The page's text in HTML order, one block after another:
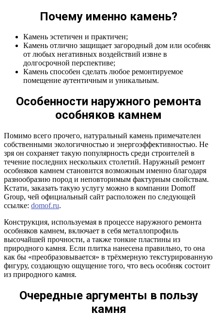
Почему именно камень?
Камень эстетичен и практичен;
Камень отлично защищает загородный дом или особняк
от любых негативных воздействий извне в
долгосрочной перспективе;
Камень способен сделать любое ремонтируемое
помещение аутентичным и уникальным.
Особенности наружного ремонта
особняков камнем
Помимо всего прочего, натуральный камень примечателен
собственными экологичностью и энергоэффективностью. Не
зря он сохраняет такую популярность среди строителей в
течение последних нескольких столетий. Наружный ремонт
особняков камнем становится возможным именно благодаря
разнообразию пород и неповторимым фактурным свойствам.
Кстати, заказать такую услугу можно в компании Domoff
Group, чей официальный сайт расположен по следующей
ссылке: domof.ru.
Конструкция, используемая в процессе наружного ремонта
особняков камнем, включает в себя металлопрофиль
высочайшей прочности, а также тонкие пластины из
природного камня. Если плитка нанесена правильно, то она
как бы «преобразовывается» в трёхмерную текстурированную
фигуру, создающую ощущение того, что весь особняк состоит
из природного камня.
Очередные аргументы в пользу
камня